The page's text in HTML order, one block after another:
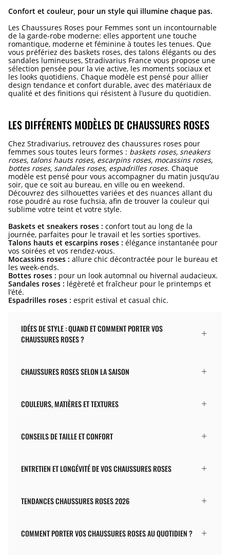
Confort et couleur, pour un style qui illumine chaque pas.
Les Chaussures Roses pour Femmes sont un incontournable
de la garde-robe moderne: elles apportent une touche
romantique, moderne et féminine à toutes les tenues. Que
vous préfériez des baskets roses, des talons élégants ou des
sandales lumineuses, Stradivarius France vous propose une
sélection pensée pour la vie active, les moments sociaux et
les looks quotidiens. Chaque modèle est pensé pour allier
design tendance et confort durable, avec des matériaux de
qualité et des finitions qui résistent à l’usure du quotidien.
LES DIFFÉRENTS MODÈLES DE CHAUSSURES ROSES
Chez Stradivarius, retrouvez des chaussures roses pour
femmes sous toutes leurs formes : baskets roses, sneakers
roses, talons hauts roses, escarpins roses, mocassins roses,
bottes roses, sandales roses, espadrilles roses. Chaque
modèle est pensé pour vous accompagner du matin jusqu’au
soir, que ce soit au bureau, en ville ou en weekend.
Découvrez des silhouettes variées et des nuances allant du
rose poudré au rose fuchsia, afin de trouver la couleur qui
sublime votre teint et votre style.
Baskets et sneakers roses : confort tout au long de la
journée, parfaites pour le travail et les sorties sportives.
Talons hauts et escarpins roses : élégance instantanée pour
vos soirées et vos rendez-vous.
Mocassins roses : allure chic décontractée pour le bureau et
les week-ends.
Bottes roses : pour un look automnal ou hivernal audacieux.
Sandales roses : légèreté et fraîcheur pour le printemps et
l’été.
Espadrilles roses : esprit estival et casual chic.
IDÉES DE STYLE : QUAND ET COMMENT PORTER VOS
CHAUSSURES ROSES ?
CHAUSSURES ROSES SELON LA SAISON
COULEURS, MATIÈRES ET TEXTURES
CONSEILS DE TAILLE ET CONFORT
ENTRETIEN ET LONGÉVITÉ DE VOS CHAUSSURES ROSES
TENDANCES CHAUSSURES ROSES 2026
COMMENT PORTER VOS CHAUS­SURES ROSES AU QUOTIDIEN ?